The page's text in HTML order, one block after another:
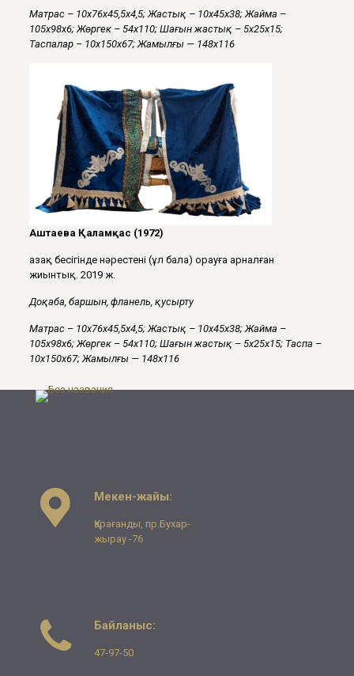
Матрас– 10х76х45,5х4,5;Жастық – 10х45х38;Жайма –
105х98х6;Жөргек – 54х110; Шағын жастық – 5х25х15;
Таспалар– 10х150х67;Жамылғы— 148х116
Аштаева Қаламқас (1972)
Қазақ бесігінде нәрестені (ұл бала) орауға арналған
жиынтық. 2019 ж.
Доқаба, баршын, фланель, қусырту
Матрас– 10х76х45,5х4,5;Жастық – 10х45х38;Жайма –
105х98х6;Жөргек– 54х110; Шағын жастық – 5х25х15; Таспа –
10х150х67;Жамылғы— 148х116
Мекен-жайы:
Қарағанды, пр.Бухар-
жырау -76
Байланыс:
47-97-50